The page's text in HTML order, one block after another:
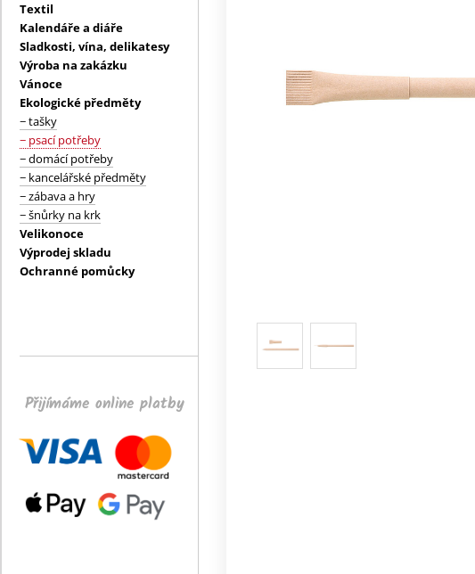
Textil
Kalendáře a diáře
Sladkosti, vína, delikatesy
Výroba na zakázku
Vánoce
Ekologické předměty
− tašky
− psací potřeby
− domácí potřeby
− kancelářské předměty
− zábava a hry
− šnůrky na krk
Velikonoce
Výprodej skladu
Ochranné pomůcky
Přijímáme online platby